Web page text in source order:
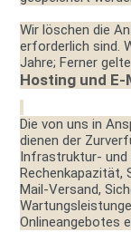
Wir löschen die
erforderlich sind.
Jahre; Ferner
Hosting und E-
Die von uns in
dienen der
Infrastruktur-
Rechenkapazität,
Mail-Versand,
Onlineangebotes